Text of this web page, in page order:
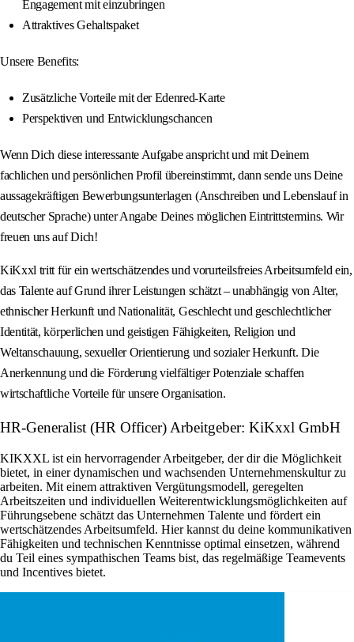
Engagement mit einzubringen
Attraktives Gehaltspaket
Unsere Benefits:
Zusätzliche Vorteile mit der Edenred-Karte
Perspektiven und Entwicklungschancen
Wenn Dich diese interessante Aufgabe anspricht und mit Deinem
fachlichen und persönlichen Profil übereinstimmt, dann sende uns Deine
aussagekräftigen Bewerbungsunterlagen (Anschreiben und Lebenslauf in
deutscher Sprache) unter Angabe Deines möglichen Eintrittstermins. Wir
freuen uns auf Dich!
KiKxxl tritt für ein wertschätzendes und vorurteilsfreies Arbeitsumfeld ein,
das Talente auf Grund ihrer Leistungen schätzt – unabhängig von Alter,
ethnischer Herkunft und Nationalität, Geschlecht und geschlechtlicher
Identität, körperlichen und geistigen Fähigkeiten, Religion und
Weltanschauung, sexueller Orientierung und sozialer Herkunft. Die
Anerkennung und die Förderung vielfältiger Potenziale schaffen
wirtschaftliche Vorteile für unsere Organisation.
HR-Generalist (HR Officer) Arbeitgeber: KiKxxl GmbH
KIKXXL ist ein hervorragender Arbeitgeber, der dir die Möglichkeit
bietet, in einer dynamischen und wachsenden Unternehmenskultur zu
arbeiten. Mit einem attraktiven Vergütungsmodell, geregelten
Arbeitszeiten und individuellen Weiterentwicklungsmöglichkeiten auf
Führungsebene schätzt das Unternehmen Talente und fördert ein
wertschätzendes Arbeitsumfeld. Hier kannst du deine kommunikativen
Fähigkeiten und technischen Kenntnisse optimal einsetzen, während
du Teil eines sympathischen Teams bist, das regelmäßige Teamevents
und Incentives bietet.